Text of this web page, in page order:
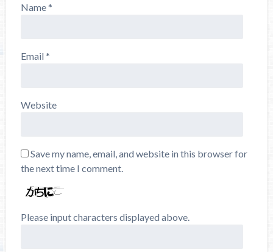
Name*
Email *
Website
Save my name, email, and website in this browser for
the next time I comment.
Please input characters displayed above.